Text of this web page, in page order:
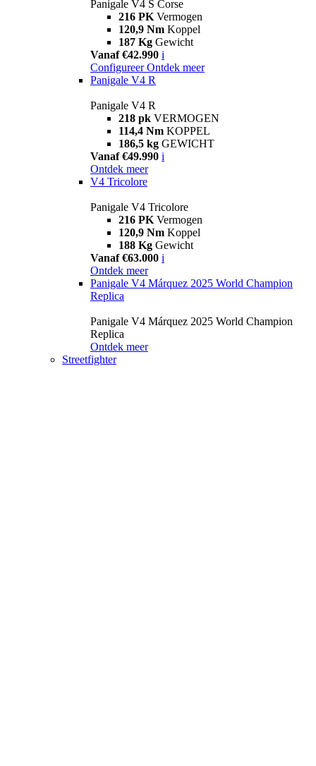
Panigale V4 S Corse
216 PK Vermogen
120,9 Nm Koppel
187 Kg Gewicht
Vanaf €42.990 i
Configureer Ontdek meer
Panigale V4 R
Panigale V4 R
218 pk VERMOGEN
114,4 Nm KOPPEL
186,5 kg GEWICHT
Vanaf €49.990 i
Ontdek meer
V4 Tricolore
Panigale V4 Tricolore
216 PK Vermogen
120,9 Nm Koppel
188 Kg Gewicht
Vanaf €63.000 i
Ontdek meer
Panigale V4 Márquez 2025 World Champion
Replica
Panigale V4 Márquez 2025 World Champion
Replica
Ontdek meer
Streetfighter